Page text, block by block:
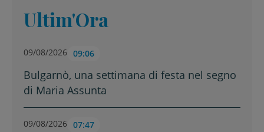
Ultim'Ora
09/08/2026 09:06
Bulgarnò, una settimana di festa nel segno
di Maria Assunta
09/08/2026 07:47